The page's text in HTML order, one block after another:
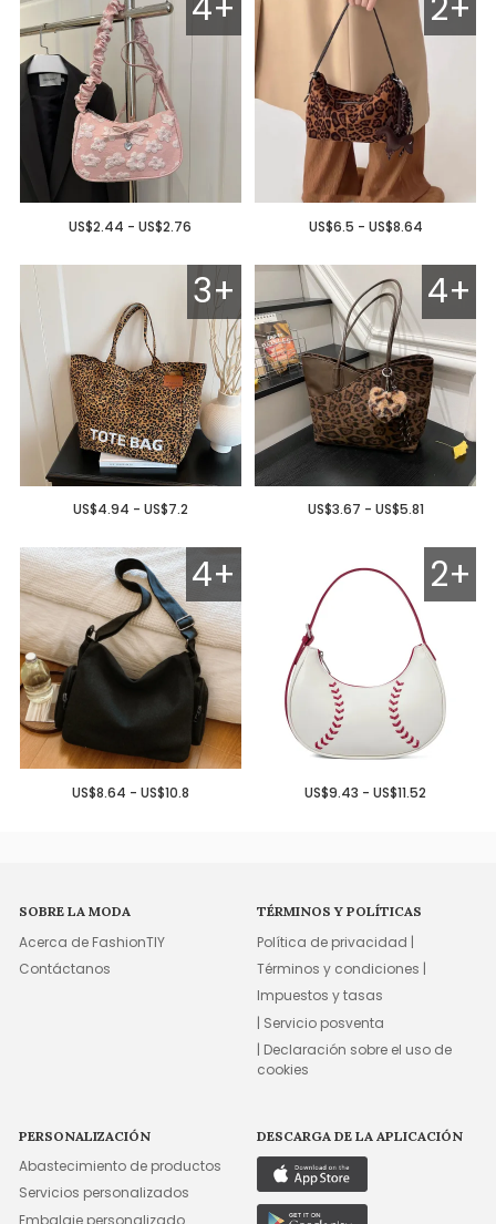
US$2.44 - US$2.76 US$6.5 - US$8.64
3+
US$4.94 - US$7.2
4+
US$3.67 - US$5.81
4+
US$8.64 - US$10.8
2+
US$9.43 - US$11.52
SOBRE LA MODA
Acerca de FashionTIY
Contáctanos
TÉRMINOS Y POLÍTICAS
Política de privacidad |
Términos y condiciones |
Impuestos y tasas
| Servicio posventa
| Declaración sobre el uso de
cookies
PERSONALIZACIÓN
Abastecimiento de productos
Servicios personalizados
Embalaje personalizado
DESCARGA DE LA APLICACIÓN